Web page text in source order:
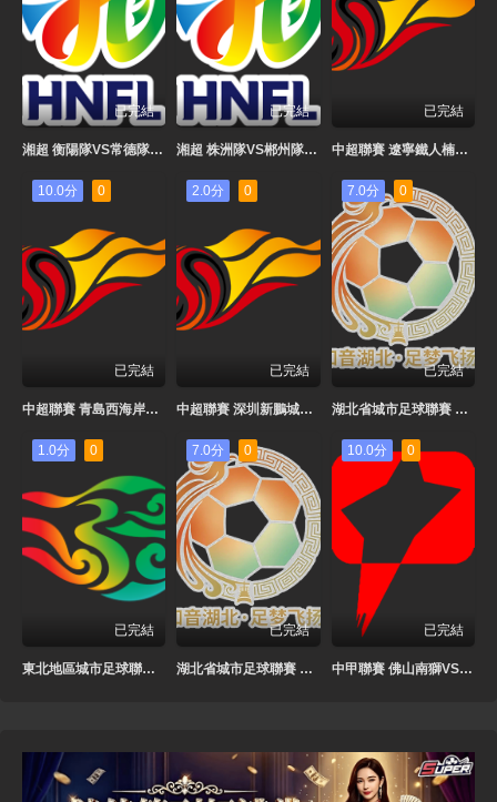
已完結
湘超 衡陽隊VS常德隊20260802
已完結
湘超 株洲隊VS郴州隊20260802
已完結
中超聯賽 遼寧鐵人楠波灣VS上海申花20260802
10.0分 0
已完結
中超聯賽 青島西海岸VS青島海牛20260802
2.0分 0
已完結
中超聯賽 深圳新鵬城VS重慶銅梁龍20260802
7.0分 0
已完結
湖北省城市足球聯賽 神農架隊VS荊門金龍泉隊20260801
1.0分 0
已完結
東北地區城市足球聯賽 呼和浩特VS雞西20260725
7.0分 0
已完結
湖北省城市足球聯賽 恩施小土豆隊VS仙桃黃鱔隊20260725
10.0分 0
已完結
中甲聯賽 佛山南獅VS無錫吳鉤20260725